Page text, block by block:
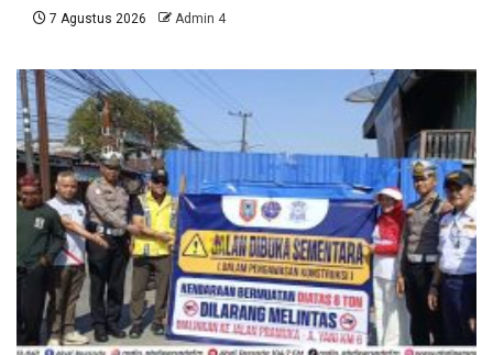
7 Agustus 2026 Admin 4